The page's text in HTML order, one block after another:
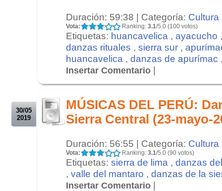
Duración: 59:38 | Categoría: Cultura
Vota: Ranking: 3.1/5.0 (100 votos)
Etiquetas: huancavelica , ayacucho
danzas rituales , sierra sur ,
huancavelica , danzas de apurímac
Insertar Comentario |
30/05
2019
MÚSICAS DEL PERÚ:
Sierra Central (23-mayo-
Duración: 56:55 | Categoría: Cultura
Vota: Ranking: 3.1/5.0 (90 votos)
Etiquetas: sierra de lima , danzas
, valle del mantaro , danzas de la
Insertar Comentario |